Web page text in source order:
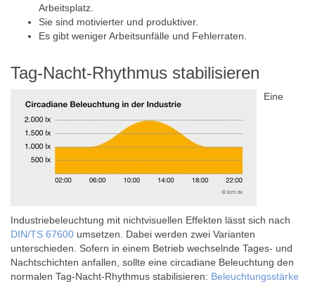
Arbeitsplatz.
Sie sind motivierter und produktiver.
Es gibt weniger Arbeitsunfälle und Fehlerraten.
Tag-Nacht-Rhythmus stabilisieren
Eine
Industriebeleuchtung mit nichtvisuellen Effekten lässt sich nach
DIN/TS 67600 umsetzen. Dabei werden zwei Varianten
unterschieden. Sofern in einem Betrieb wechselnde Tages- und
Nachtschichten anfallen, sollte eine circadiane Beleuchtung den
normalen Tag-Nacht-Rhythmus stabilisieren: Beleuchtungsstärke